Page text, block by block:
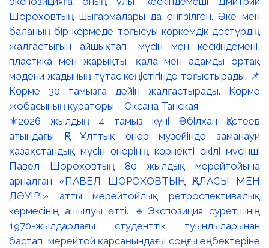
⚜️2026 жылдың 4 тамыз күні Әбілхан Қастеев
атындағы ҚР Ұлттық өнер музейінде заманауи
қазақстандық мүсін өнерінің көрнекті өкілі мүсінші
Павел Шороховтың 80 жылдық мерейтойына
арналған «ПАВЕЛ ШОРОХОВТЫҢ ҚАЛАСЫ МЕН
ДӘУІРІ» атты мерейтойлық ретроспективалық
көрмесінің ашылуы өтті. 🔹Экспозиция суретшінің
1970-жылдардағы студенттік туындыларынан
бастап, мерейтой қарсаңындағы соңғы еңбектеріне